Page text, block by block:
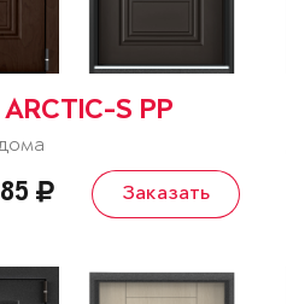
ARCTIC-S PP
Заказать